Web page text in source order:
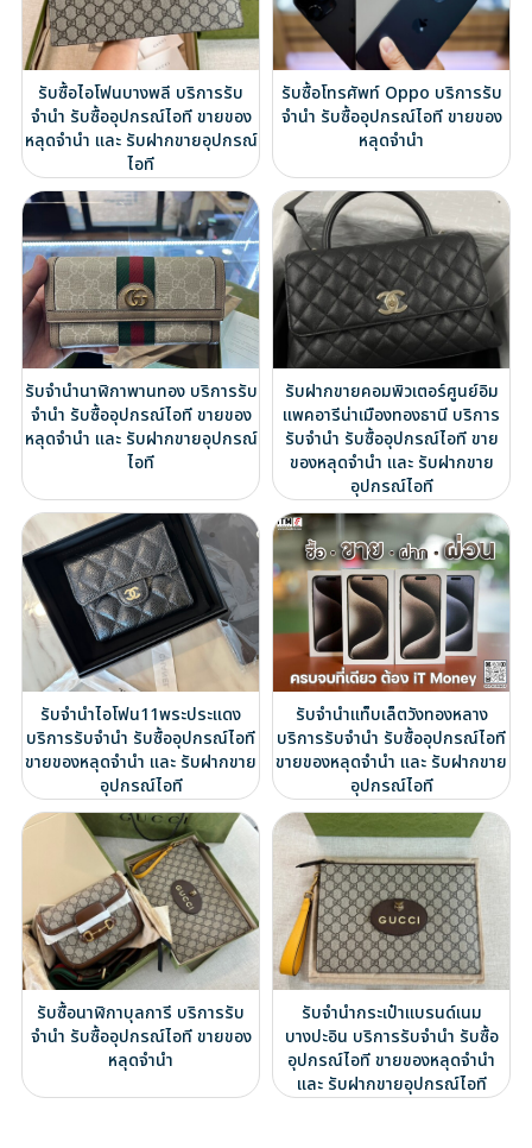
รับซื้อไอโฟนบางพลี บริการรับ
จำนำ รับซื้ออุปกรณ์ไอที ขายของ
หลุดจำนำ และ รับฝากขายอุปกรณ์
ไอที
รับซื้อโทรศัพท์ Oppo บริการรับ
จำนำ รับซื้ออุปกรณ์ไอที ขายของ
หลุดจำนำ
รับจำนำนาฬิกาพานทอง บริการรับ
จำนำ รับซื้ออุปกรณ์ไอที ขายของ
หลุดจำนำ และ รับฝากขายอุปกรณ์
ไอที
รับฝากขายคอมพิวเตอร์ศูนย์อิม
แพคอารีน่าเมืองทองธานี บริการ
รับจำนำ รับซื้ออุปกรณ์ไอที ขาย
ของหลุดจำนำ และ รับฝากขาย
อุปกรณ์ไอที
รับจำนำไอโฟน11พระประแดง
บริการรับจำนำ รับซื้ออุปกรณ์ไอที
ขายของหลุดจำนำ และ รับฝากขาย
อุปกรณ์ไอที
รับจำนำแท็บเล็ตวังทองหลาง
บริการรับจำนำ รับซื้ออุปกรณ์ไอที
ขายของหลุดจำนำ และ รับฝากขาย
อุปกรณ์ไอที
รับซื้อนาฬิกาบุลการี บริการรับ
จำนำ รับซื้ออุปกรณ์ไอที ขายของ
หลุดจำนำ
รับจำนำกระเป๋าแบรนด์เนม
บางปะอิน บริการรับจำนำ รับซื้อ
อุปกรณ์ไอที ขายของหลุดจำนำ
และ รับฝากขายอุปกรณ์ไอที